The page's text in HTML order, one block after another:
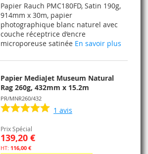
MA
LISTE
D’ENVIE
COMPARATEUR
Papier Rauch PMC180FD, Satin 190g,
914mm x 30m, papier
photographique blanc naturel avec
couche réceptrice d’encre
microporeuse satinée En savoir plus
Papier MediaJet Museum Natural
Rag 260g, 432mm x 15.2m
PR/MNR260/432
1 avis
Prix Spécial
139,20 €
116,00 €